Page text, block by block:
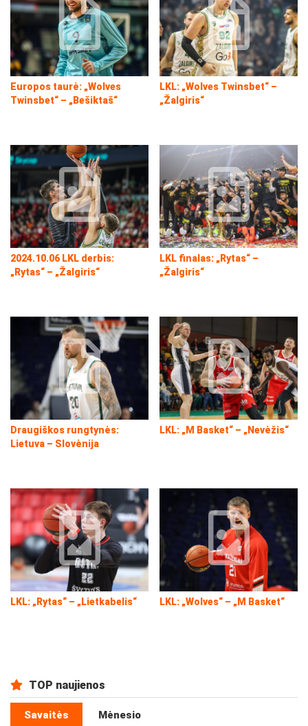
Europos taurė: „Wolves
Twinsbet“ – „Bešiktaš“
LKL: „Wolves Twinsbet“ –
„Žalgiris“
2024.10.06 LKL derbis:
„Rytas“ – „Žalgiris“
LKL finalas: „Rytas“ –
„Žalgiris“
Draugiškos rungtynės:
Lietuva – Slovėnija
LKL: „M Basket“ – „Nevėžis“
LKL: „Rytas“ – „Lietkabelis“ LKL: „Wolves“ – „M Basket“
TOP naujienos
Savaitės Mėnesio